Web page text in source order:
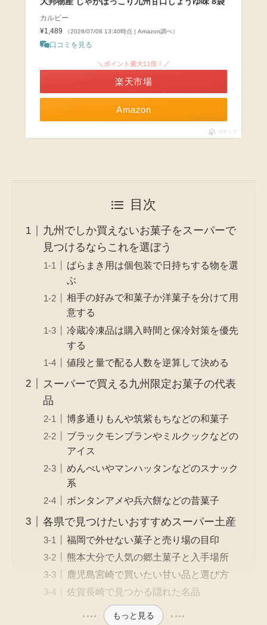
カルビー
¥1,489
（2026/07/08 13:40時点 | Amazon調べ）
口コミを見る
Amazon
＼ポイント最大11倍！／
楽天市場
ポチップ
目次
九州でしか買えないお菓子をスーパーで
見つけるならこれを選ぼう
ばらまき用は個包装で日持ちする物を選
ぶ
相手の好みで和菓子か洋菓子を分けて用
意する
冷蔵冷凍品は購入時間と保冷対策を優先
する
値段と量で配る人数を逆算して決める
スーパーで買える九州限定お菓子の代表
品
博多通りもんや筑紫もちなどの和菓子
ブラックモンブランやミルクックなどの
アイス
めんべいやマンハッタンなどのスナック
系
ボンタンアメや兵六餅などの昔菓子
各県で見つけたいおすすめスーパー土産
福岡で外せない菓子と売り場の目印
熊本大分で人気の郷土菓子と入手場所
鹿児島宮崎で買いたい甘い品と選び方
佐賀長崎で見つかる隠れた名品
もっと見る